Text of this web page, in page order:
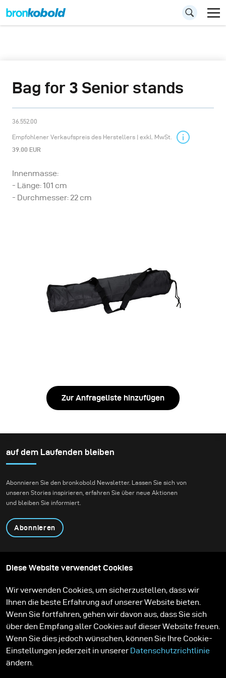
Bag for 3 Senior stands
36.552.00
Empfohlener Verkaufspreis des Herstellers | exkl. MwSt.
39.00 EUR
Innenmasse:
- Länge: 101 cm
- Durchmesser: 22 cm
Zur Anfrageliste hinzufügen
auf dem Laufenden bleiben
Abonnieren Sie den bronkobold Newsletter. Lassen Sie sich von
unseren Stories inspirieren, erfahren Sie über neue Aktionen
und bleiben Sie informiert.
Abonnieren
Produkte
Content teilen
Stories
Aktionen
Feedback
Lernen
Service
Kontakt
Karriere
Diese Website verwendet Cookies
Wir verwenden Cookies, um sicherzustellen, dass wir
Ihnen die beste Erfahrung auf unserer Website bieten.
Wenn Sie fortfahren, gehen wir davon aus, dass Sie sich
über den Empfang aller Cookies auf dieser Website freuen.
Wenn Sie dies jedoch wünschen, können Sie Ihre Cookie-
Einstellungen jederzeit in unserer Datenschutzrichtlinie
ändern.